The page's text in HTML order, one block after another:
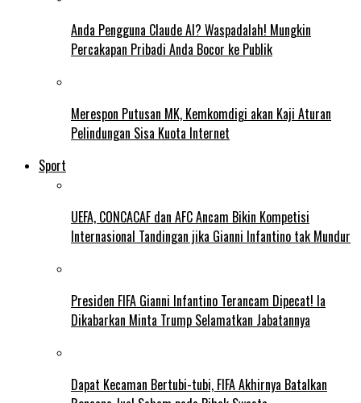
Anda Pengguna Claude AI? Waspadalah! Mungkin
Percakapan Pribadi Anda Bocor ke Publik
Merespon Putusan MK, Kemkomdigi akan Kaji Aturan
Pelindungan Sisa Kuota Internet
Sport
UEFA, CONCACAF dan AFC Ancam Bikin Kompetisi
Internasional Tandingan jika Gianni Infantino tak Mundur
Presiden FIFA Gianni Infantino Terancam Dipecat! Ia
Dikabarkan Minta Trump Selamatkan Jabatannya
Dapat Kecaman Bertubi-tubi, FIFA Akhirnya Batalkan